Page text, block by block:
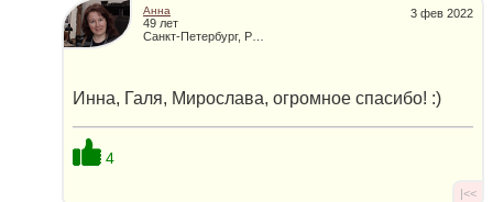
3 фев 2022
Анна
49 лет
Санкт-Петербург, Россия
Инна, Галя, Мирослава, огромное спасибо! :)
4
|<<